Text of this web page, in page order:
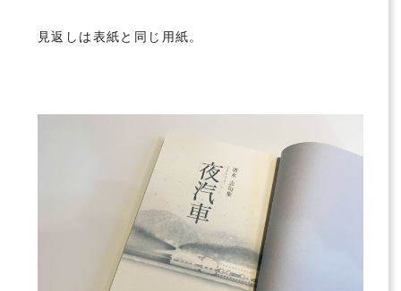
見返しは表紙と同じ用紙。